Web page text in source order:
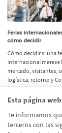
Esta página
Te informamos
terceros con las
Ferias
cómo decidir
Cómo decidir si una
internacional merece
mercado, visitantes,
logística, retorno y
Etiquetas